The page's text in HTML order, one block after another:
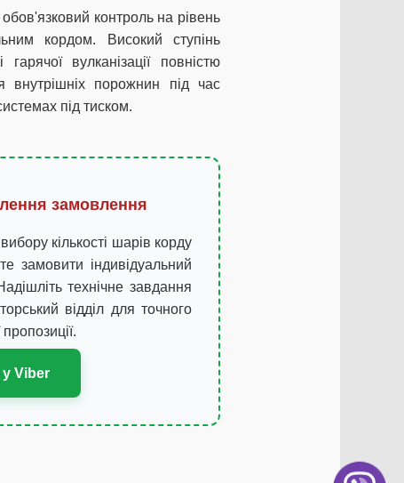
контроль на рівень
кордом. Високий ступінь
вулканізації повністю
внутрішніх порожнин під час
під тиском.
замовлення
кількості шарів корду
індивідуальний
технічне завдання
відділ для точного
у Viber